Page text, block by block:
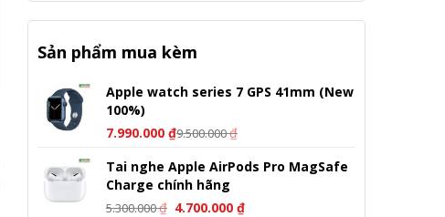
Sản phẩm mua kèm
Apple watch series 7 GPS 41mm (New
100%)
7.990.000 ₫9.500.000₫
Tai nghe Apple AirPods Pro MagSafe
Charge chính hãng
5.300.000₫ Giá
4.700.000₫Giá